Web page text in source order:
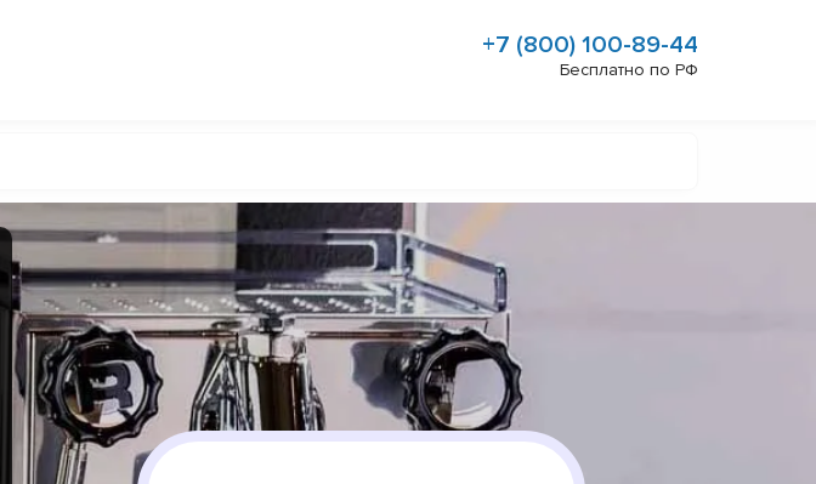
+7 (800) 100-89-44
Бесплатно по РФ